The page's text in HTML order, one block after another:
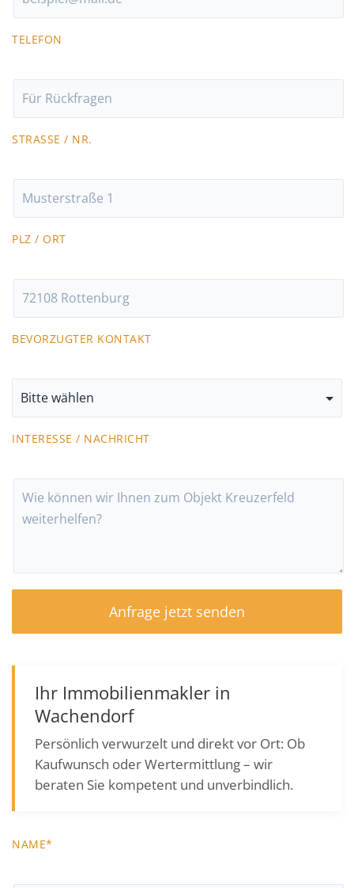
TELEFON
STRASSE / NR.
PLZ / ORT
BEVORZUGTER KONTAKT
INTERESSE / NACHRICHT
Ihr Immobilienmakler in
Wachendorf
Persönlich verwurzelt und direkt vor Ort: Ob
Kaufwunsch oder Wertermittlung – wir
beraten Sie kompetent und unverbindlich.
NAME*